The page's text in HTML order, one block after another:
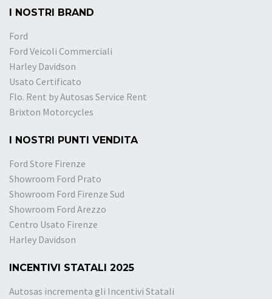
I NOSTRI BRAND
Ford
Ford Veicoli Commerciali
Harley Davidson
Usato Certificato
Flo. Rent by Autosas Service Rent
Brixton Motorcycles
I NOSTRI PUNTI VENDITA
Ford Store Firenze
Showroom Ford Prato
Showroom Ford Firenze Sud
Showroom Ford Arezzo
Centro Usato Firenze
Harley Davidson
INCENTIVI STATALI 2025
Autosas incrementa gli Incentivi Statali